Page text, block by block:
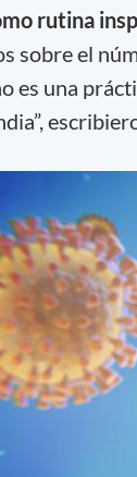
rutina
sobre el
es una